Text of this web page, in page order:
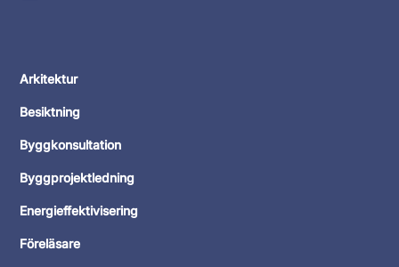
Arkitektur
Besiktning
Byggkonsultation
Byggprojektledning
Energieffektivisering
Föreläsare